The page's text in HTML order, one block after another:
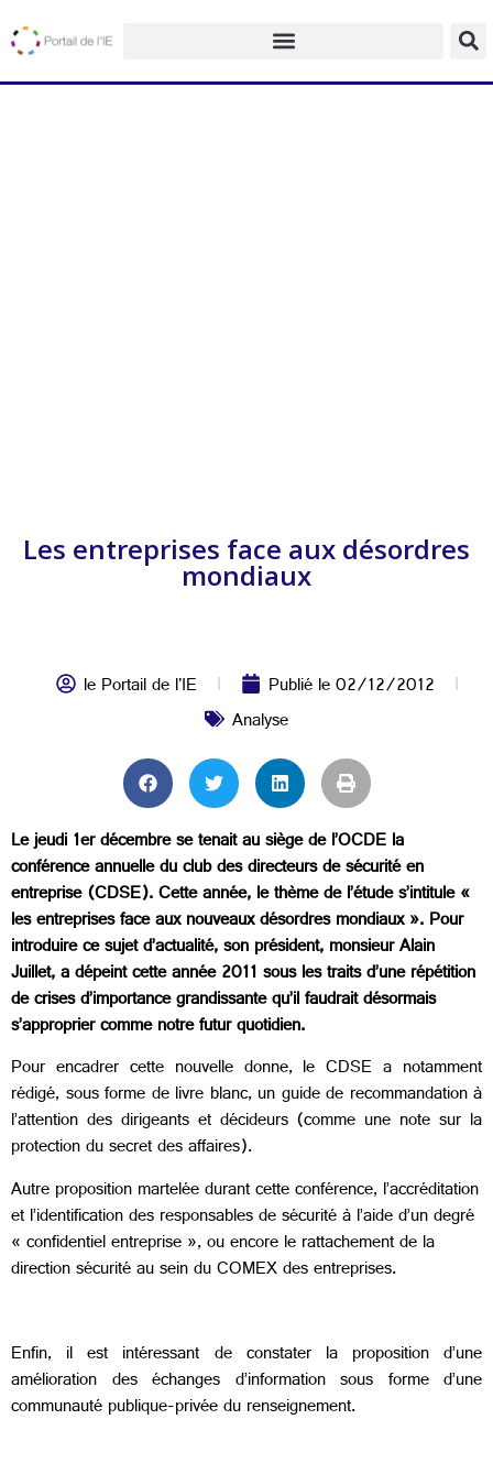
Les entreprises face aux désordres
mondiaux
le Portail de l'IE Publié le02/12/2012
Analyse
Le jeudi 1er décembre se tenait au siège de l’OCDE la
conférence annuelle du club des directeurs de sécurité en
entreprise (CDSE). Cette année, le thème de l’étude s’intitule «
les entreprises face aux nouveaux désordres mondiaux ». Pour
introduire ce sujet d’actualité, son président, monsieur Alain
Juillet, a dépeint cette année 2011 sous les traits d’une répétition
de crises d’importance grandissante qu’il faudrait désormais
s’approprier comme notre futur quotidien.
Pour encadrer cette nouvelle donne, le CDSE a notamment
rédigé, sous forme de livre blanc, un guide de recommandation à
l’attention des dirigeants et décideurs (comme une note sur la
protection du secret des affaires).
Autre proposition martelée durant cette conférence, l’accréditation
et l’identification des responsables de sécurité à l’aide d’un degré
« confidentiel entreprise », ou encore le rattachement de la
direction sécurité au sein du COMEX des entreprises.
Enfin, il est intéressant de constater la proposition d’une
amélioration des échanges d’information sous forme d’une
communauté publique-privée du renseignement.